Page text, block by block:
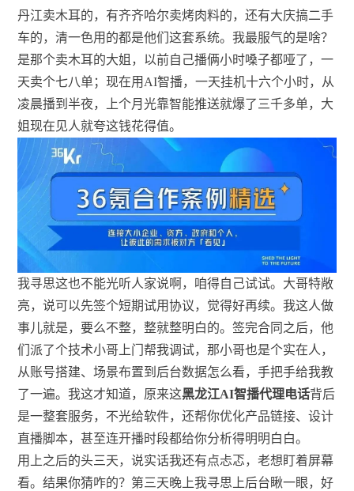
丹江卖木耳的，有齐齐哈尔卖烤肉料的，还有大庆搞二手
车的，清一色用的都是他们这套系统。我最服气的是啥？
是那个卖木耳的大姐，以前自己播俩小时嗓子都哑了，一
天卖个七八单；现在用AI智播，一天挂机十六个小时，从
凌晨播到半夜，上个月光靠智能推送就爆了三千多单，大
姐现在见人就夸这钱花得值。
我寻思这也不能光听人家说啊，咱得自己试试。大哥特敞
亮，说可以先签个短期试用协议，觉得好再续。我这人做
事儿就是，要么不整，整就整明白的。签完合同之后，他
们派了个技术小哥上门帮我调试，那小哥也是个实在人，
从账号搭建、场景布置到后台数据怎么看，手把手给我教
了一遍。我这才知道，原来这黑龙江AI智播代理电话背后
是一整套服务，不光给软件，还帮你优化产品链接、设计
直播脚本，甚至连开播时段都给你分析得明明白白。
用上之后的头三天，说实话我还有点忐忑，老想盯着屏幕
看。结果你猜咋的？第三天晚上我寻思上后台瞅一眼，好